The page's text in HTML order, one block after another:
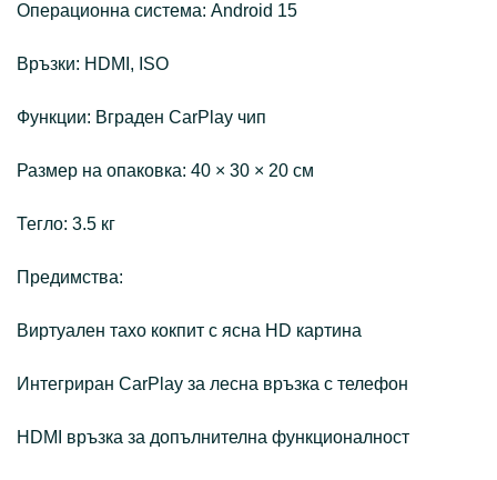
Операционна система: Android 15
Връзки: HDMI, ISO
Функции: Вграден CarPlay чип
Размер на опаковка: 40 × 30 × 20 см
Тегло: 3.5 кг
Предимства:
Виртуален тахо кокпит с ясна HD картина
Интегриран CarPlay за лесна връзка с телефон
HDMI връзка за допълнителна функционалност